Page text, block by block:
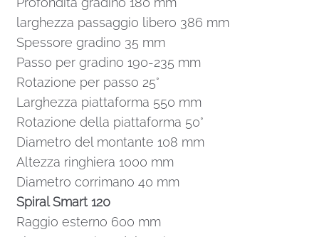
larghezza passaggio libero 386 mm
Spessore gradino 35 mm
Passo per gradino 190-235 mm
Rotazione per passo 25°
Larghezza piattaforma 550 mm
Rotazione della piattaforma 50°
Diametro del montante 108 mm
Altezza ringhiera 1000 mm
Diametro corrimano 40 mm
Spiral Smart 120
Raggio esterno 600 mm